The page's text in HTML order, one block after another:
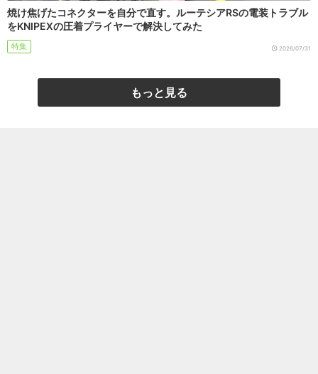
焼け焦げたコネクターを自分で直す。ルーテシアRSの電装トラブル
をKNIPEXの圧着プライヤーで解決してみた
特集 2026/07/31
もっと見る